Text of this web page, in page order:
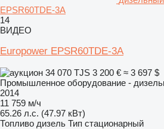
EPSR60TDE-3A
14
ВИДЕО
Europower EPSR60TDE-3A
34 070 TJS 3 200 € ≈ 3 697 $
Промышленное оборудование -
2014
11 759 м/ч
65.26 л.с. (47.97 кВт)
Топливо дизель Тип стационарный